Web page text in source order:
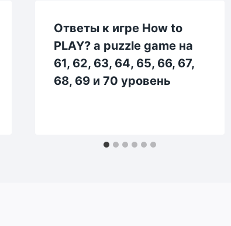
Ответы к игре How to
PLAY? a puzzle game на
61, 62, 63, 64, 65, 66, 67,
68, 69 и 70 уровень